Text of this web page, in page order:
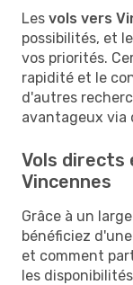
Les vols vers
possibilités, et
vos priorités.
rapidité et le
d'autres
avantageux via
Vols directs
Vincennes
Grâce à un
bénéficiez
et comment
les